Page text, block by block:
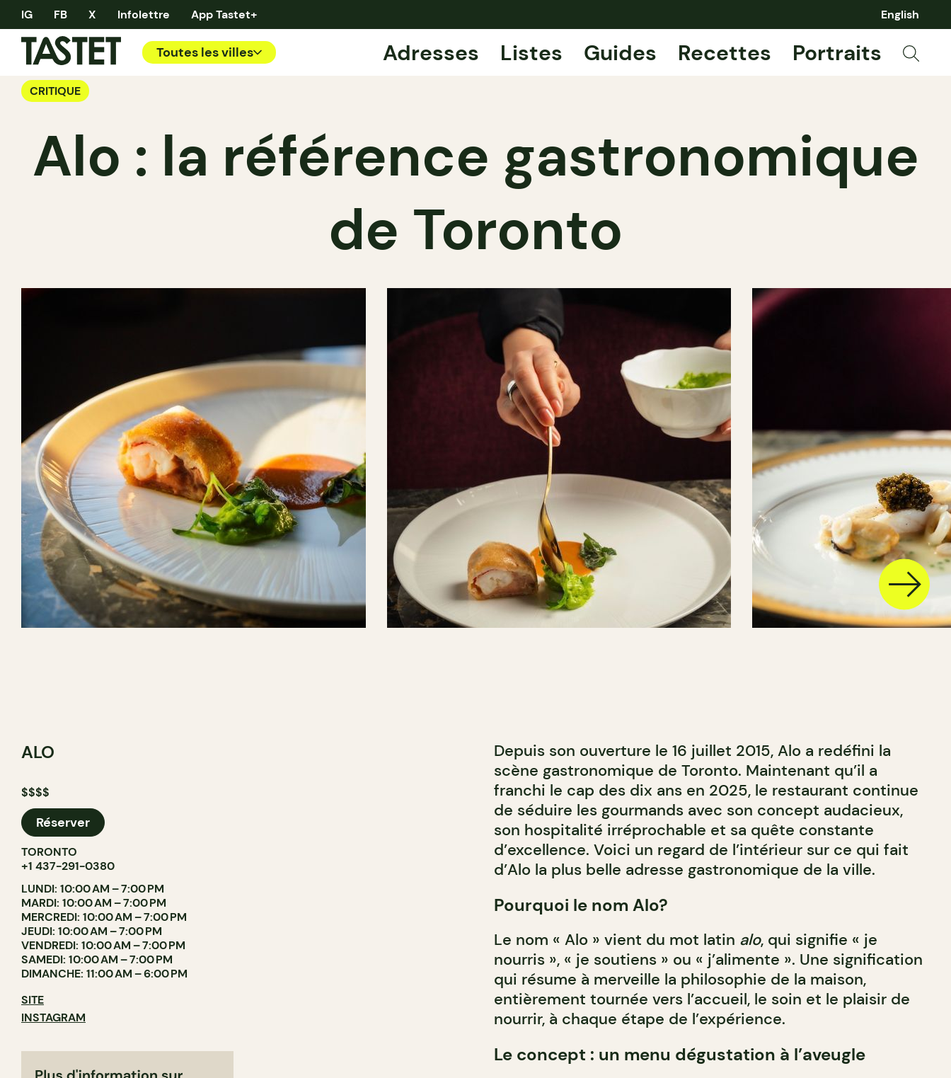
IG FB X Infolettre App Tastet+ English
Toutes les villes Adresses Listes Guides Recettes Portraits
CRITIQUE
Alo : la référence gastronomique
de Toronto
ALO
$$$$
Réserver
TORONTO
+1 437-291-0380
LUNDI: 10:00 AM – 7:00 PM
MARDI: 10:00 AM – 7:00 PM
MERCREDI: 10:00 AM – 7:00 PM
JEUDI: 10:00 AM – 7:00 PM
VENDREDI: 10:00 AM – 7:00 PM
SAMEDI: 10:00 AM – 7:00 PM
DIMANCHE: 11:00 AM – 6:00 PM
SITE
INSTAGRAM
Depuis son ouverture le 16 juillet 2015, Alo a redéfini la
scène gastronomique de Toronto. Maintenant qu’il a
franchi le cap des dix ans en 2025, le restaurant continue
de séduire les gourmands avec son concept audacieux,
son hospitalité irréprochable et sa quête constante
d’excellence. Voici un regard de l’intérieur sur ce qui fait
d’Alo la plus belle adresse gastronomique de la ville.
Pourquoi le nom Alo?
Le nom « Alo » vient du mot latin alo, qui signifie « je
nourris », « je soutiens » ou « j’alimente ». Une signification
qui résume à merveille la philosophie de la maison,
entièrement tournée vers l’accueil, le soin et le plaisir de
nourrir, à chaque étape de l’expérience.
Le concept : un menu dégustation à l’aveugle